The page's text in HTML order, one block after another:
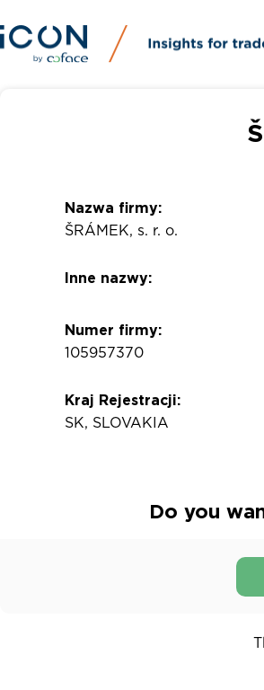
Nazwa firmy:
ŠRÁMEK, s. r. o.
Inne nazwy:
Numer firmy:
105957370
Kraj Rejestracji:
SK, SLOVAKIA
Do you